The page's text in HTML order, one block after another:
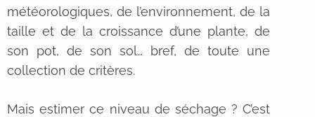
météorologiques, de l’environnement, de la
taille et de la croissance d’une plante, de
son pot, de son sol… bref, de toute une
collection de critères.
Mais estimer ce niveau de séchage ? C’est